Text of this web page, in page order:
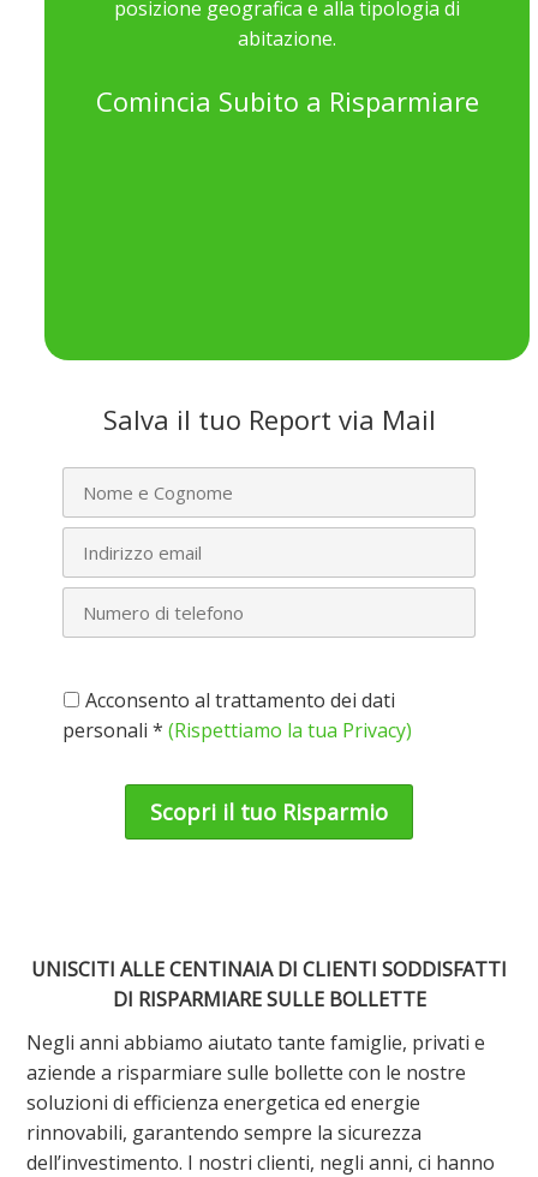
posizione geografica e alla tipologia di
abitazione.
Comincia Subito a Risparmiare
Salva il tuo Report via Mail
Acconsento al trattamento dei dati
personali * (Rispettiamo la tua Privacy)
UNISCITI ALLE CENTINAIA DI CLIENTI SODDISFATTI
DI RISPARMIARE SULLE BOLLETTE
Negli anni abbiamo aiutato tante famiglie, privati e
aziende a risparmiare sulle bollette con le nostre
soluzioni di efficienza energetica ed energie
rinnovabili, garantendo sempre la sicurezza
dell’investimento. I nostri clienti, negli anni, ci hanno